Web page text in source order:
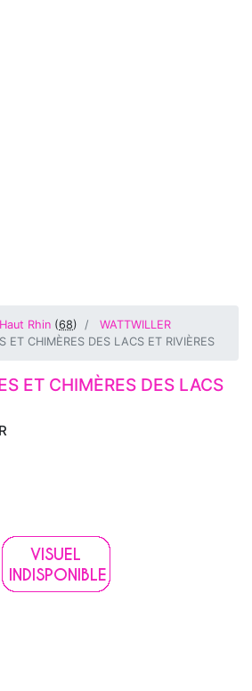
Haut Rhin (68)
WATTWILLER
ET CHIMÈRES DES LACS ET RIVIÈRES
ET CHIMÈRES DES LACS